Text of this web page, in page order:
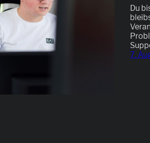
Du
7.